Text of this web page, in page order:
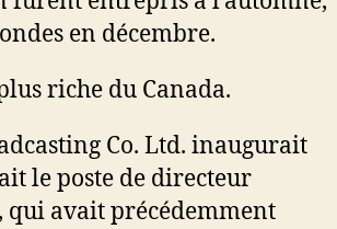
en décembre.
riche du Canada.
Co. Ltd. inaugurait
le poste de directeur
qui avait précédemment